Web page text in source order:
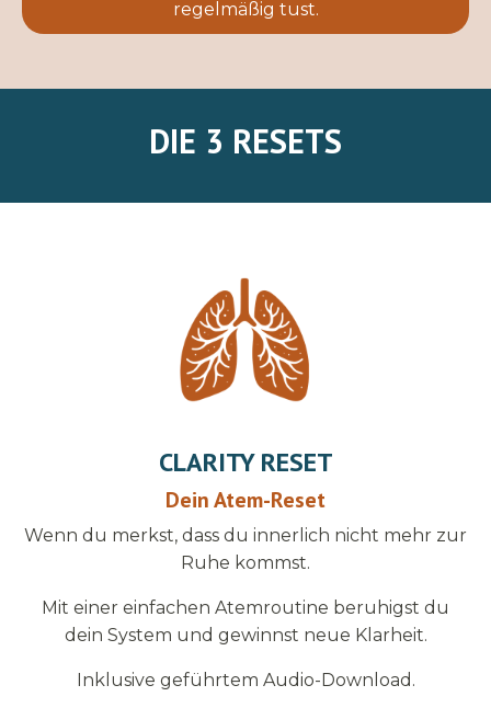
regelmäßig tust.
DIE 3 RESETS
CLARITY RESET
Dein Atem-Reset
Wenn du merkst, dass du innerlich nicht mehr zur
Ruhe kommst.
Mit einer einfachen Atemroutine beruhigst du
dein System und gewinnst neue Klarheit.
Inklusive geführtem Audio-Download.